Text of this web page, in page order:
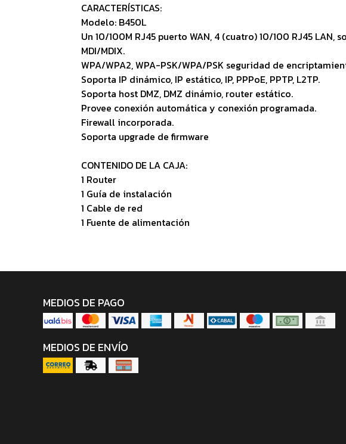
CARACTERÍSTICAS:
Modelo: B450L
Un 10/100M RJ45 puerto WAN, 4 (cuatro) 10/100 RJ45 LAN,
MDI/MDIX.
WPA/WPA2, WPA-PSK/WPA/PSK seguridad de
Soporta IP dinámico, IP estático, IP, PPPoE, PPTP, L2TP.
Soporta host DMZ, DMZ dinámio, router estático.
Provee conexión automática y conexión programada.
Firewall incorporada.
Soporta upgrade de firmware
CONTENIDO DE LA CAJA:
1 Router
1 Guía de instalación
1 Cable de red
1 Fuente de alimentación
MEDIOS DE PAGO
MEDIOS DE ENVÍO